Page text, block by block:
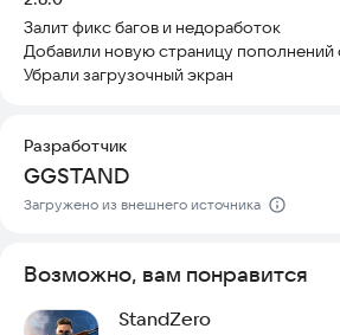
Залит фикс багов и недоработок
Добавили новую страницу пополнений
Убрали загрузочный экран
Разработчик
GGSTAND
Загружено из внешнего источника
Возможно, вам понравится
StandZero